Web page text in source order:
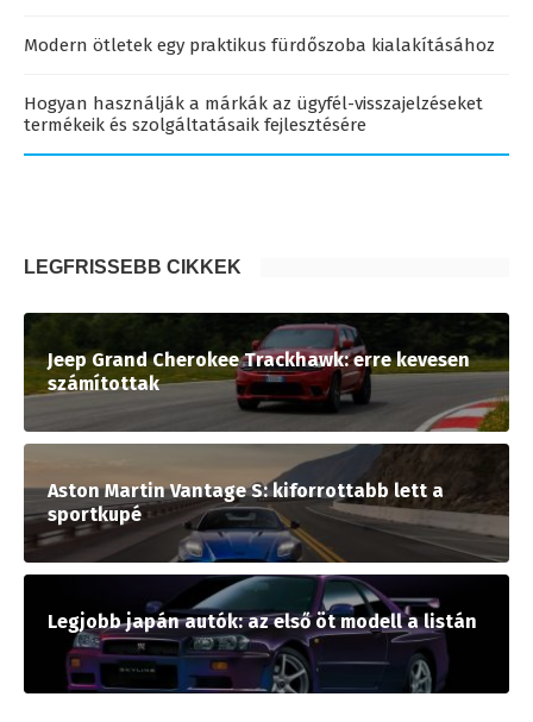
Modern ötletek egy praktikus fürdőszoba kialakításához
Hogyan használják a márkák az ügyfél-visszajelzéseket
termékeik és szolgáltatásaik fejlesztésére
LEGFRISSEBB CIKKEK
Jeep Grand Cherokee Trackhawk: erre kevesen
számítottak
Aston Martin Vantage S: kiforrottabb lett a
sportkupé
Legjobb japán autók: az első öt modell a listán